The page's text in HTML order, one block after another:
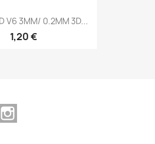
V6 3MM/ 0.2MM 3D...
1,20 €